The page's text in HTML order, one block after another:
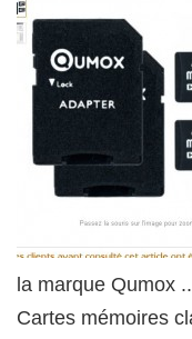
la marque Qumox ..
Cartes mémoires